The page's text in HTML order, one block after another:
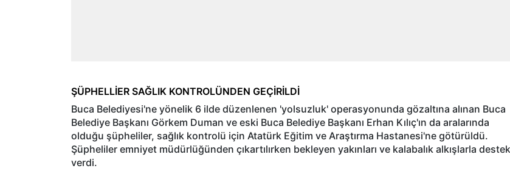
ŞÜPHELLİER SAĞLIK KONTROLÜNDEN GEÇİRİLDİ
Buca Belediyesi'ne yönelik 6 ilde düzenlenen 'yolsuzluk' operasyonunda gözaltına alınan Buca
Belediye Başkanı Görkem Duman ve eski Buca Belediye Başkanı Erhan Kılıç'ın da aralarında
olduğu şüpheliler, sağlık kontrolü için Atatürk Eğitim ve Araştırma Hastanesi'ne götürüldü.
Şüpheliler emniyet müdürlüğünden çıkartılırken bekleyen yakınları ve kalabalık alkışlarla destek
verdi.